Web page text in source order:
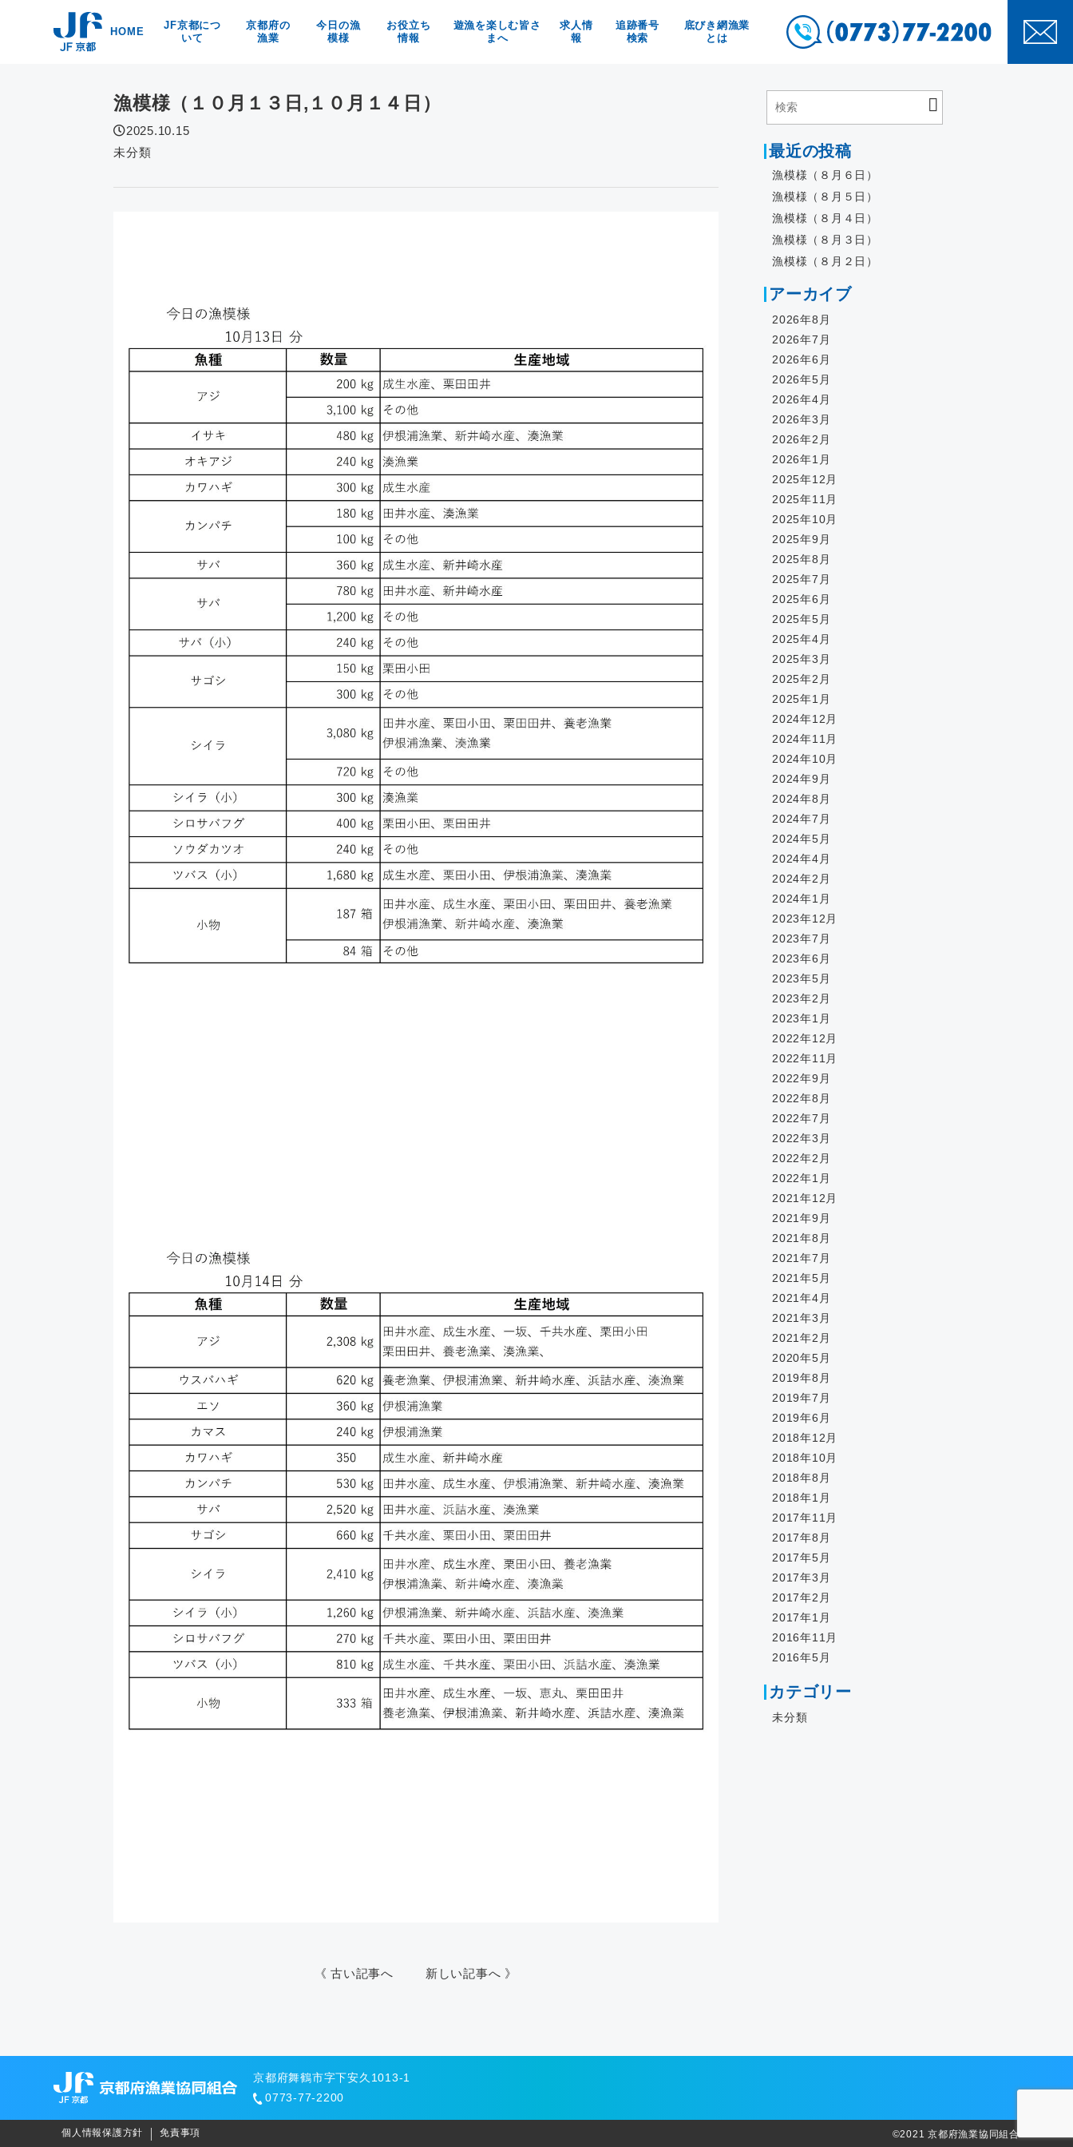
HOME
JF京都につ
いて
リンク
京都府の
漁業
京の特産品
今日の漁
模様
お役立ち
情報
魚料理レシピ
遊漁を楽しむ皆さ
まへ
求人情
報
追跡番号
検索
底びき網漁業
とは
漁模様（１０月１３日,１０月１４日）
2025.10.15
未分類
《 古い記事へ 新しい記事へ 》
最近の投稿
漁模様（８月６日）
漁模様（８月５日）
漁模様（８月４日）
漁模様（８月３日）
漁模様（８月２日）
アーカイブ
2026年8月
2026年7月
2026年6月
2026年5月
2026年4月
2026年3月
2026年2月
2026年1月
2025年12月
2025年11月
2025年10月
2025年9月
2025年8月
2025年7月
2025年6月
2025年5月
2025年4月
2025年3月
2025年2月
2025年1月
2024年12月
2024年11月
2024年10月
2024年9月
2024年8月
2024年7月
2024年5月
2024年4月
2024年2月
2024年1月
2023年12月
2023年7月
2023年6月
2023年5月
2023年2月
2023年1月
2022年12月
2022年11月
2022年9月
2022年8月
2022年7月
2022年3月
2022年2月
2022年1月
2021年12月
2021年9月
2021年8月
2021年7月
2021年5月
2021年4月
2021年3月
2021年2月
2020年5月
2019年8月
2019年7月
2019年6月
2018年12月
2018年10月
2018年8月
2018年1月
2017年11月
2017年8月
2017年5月
2017年3月
2017年2月
2017年1月
2016年11月
2016年5月
カテゴリー
未分類
京都府舞鶴市字下安久1013-1
0773-77-2200
個人情報保護方針 免責事項 ©️2021 京都府漁業協同組合